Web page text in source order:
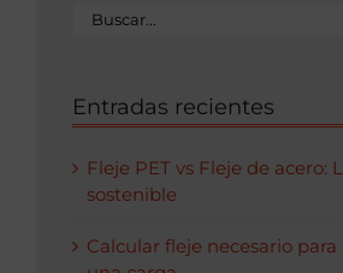
Buscar:
Entradas recientes
Fleje PET vs Fleje de acero:
sostenible
Calcular fleje necesario para